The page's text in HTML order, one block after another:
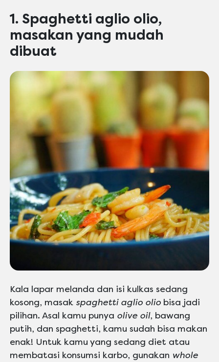
1. Spaghetti aglio olio,
masakan yang mudah
dibuat
Kala lapar melanda dan isi kulkas sedang
kosong, masak spaghetti aglio olio bisa jadi
pilihan. Asal kamu punya olive oil, bawang
putih, dan spaghetti, kamu sudah bisa makan
enak! Untuk kamu yang sedang diet atau
membatasi konsumsi karbo, gunakan whole